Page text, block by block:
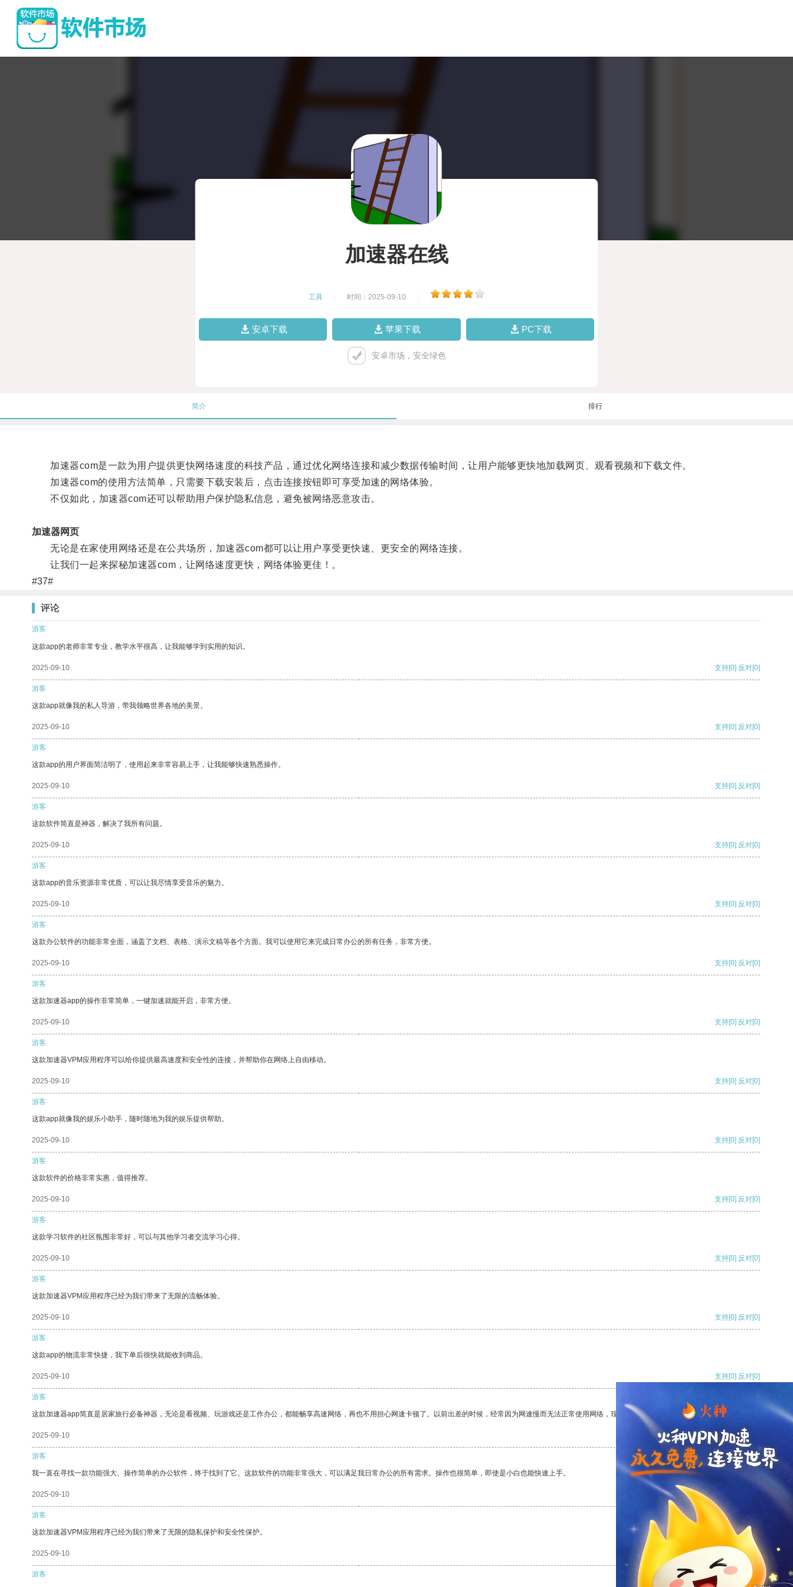
加速器在线
工具 时间：2025-09-10
安卓下载 苹果下载 PC下载
安卓市场，安全绿色
简介 排行
加速器com是一款为用户提供更快网络速度的科技产品，通过优化网络连接和减少数据传输时间，让用户能够更快地加载网页、观看视频和下载文件。
加速器com的使用方法简单，只需要下载安装后，点击连接按钮即可享受加速的网络体验。
不仅如此，加速器com还可以帮助用户保护隐私信息，避免被网络恶意攻击。
加速器网页
无论是在家使用网络还是在公共场所，加速器com都可以让用户享受更快速、更安全的网络连接。
让我们一起来探秘加速器com，让网络速度更快，网络体验更佳！。
#37#
评论
游客
这款app的老师非常专业，教学水平很高，让我能够学到实用的知识。
2025-09-10 支持[0] 反对[0]
游客
这款app就像我的私人导游，带我领略世界各地的美景。
2025-09-10 支持[0] 反对[0]
游客
这款app的用户界面简洁明了，使用起来非常容易上手，让我能够快速熟悉操作。
2025-09-10 支持[0] 反对[0]
游客
这款软件简直是神器，解决了我所有问题。
2025-09-10 支持[0] 反对[0]
游客
这款app的音乐资源非常优质，可以让我尽情享受音乐的魅力。
2025-09-10 支持[0] 反对[0]
游客
这款办公软件的功能非常全面，涵盖了文档、表格、演示文稿等各个方面。我可以使用它来完成日常办公的所有任务，非常方便。
2025-09-10 支持[0] 反对[0]
游客
这款加速器app的操作非常简单，一键加速就能开启，非常方便。
2025-09-10 支持[0] 反对[0]
游客
这款加速器VPM应用程序可以给你提供最高速度和安全性的连接，并帮助你在网络上自由移动。
2025-09-10 支持[0] 反对[0]
游客
这款app就像我的娱乐小助手，随时随地为我的娱乐提供帮助。
2025-09-10 支持[0] 反对[0]
游客
这款软件的价格非常实惠，值得推荐。
2025-09-10 支持[0] 反对[0]
游客
这款学习软件的社区氛围非常好，可以与其他学习者交流学习心得。
2025-09-10 支持[0] 反对[0]
游客
这款加速器VPM应用程序已经为我们带来了无限的流畅体验。
2025-09-10 支持[0] 反对[0]
游客
这款app的物流非常快捷，我下单后很快就能收到商品。
2025-09-10 支持[0] 反对[0]
游客
这款加速器app简直是居家旅行必备神器，无论是看视频、玩游戏还是工作办公，都能畅享高速网络，再也不用担心网速卡顿了。以前出差的时候，经常因为网速慢而无法正常使用网络，现在有了这个app，我再也不用担心了。
2025-09-10 支持[0] 反对
游客
我一直在寻找一款功能强大、操作简单的办公软件，终于找到了它。这款软件的功能非常强大，可以满足我日常办公的所有需求。操作也很简单，即使是小白也能快速上手。
2025-09-10 支持
游客
这款加速器VPM应用程序已经为我们带来了无限的隐私保护和安全性保护。
2025-09-10 反对 [0]
游客